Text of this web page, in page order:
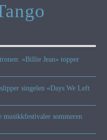
«Billie Jean» topper
singelen «Days We Left
musikkfestivaler sommeren